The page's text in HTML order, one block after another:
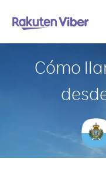
Cómo